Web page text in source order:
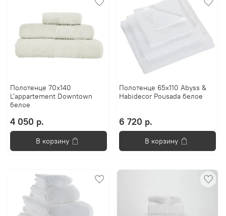
Полотенце 70х140
L'appartement Downtown
белое
4 050 р.
В корзину
Полотенце 65x110 Abyss &
Habidecor Pousada белое
6 720 р.
В корзину